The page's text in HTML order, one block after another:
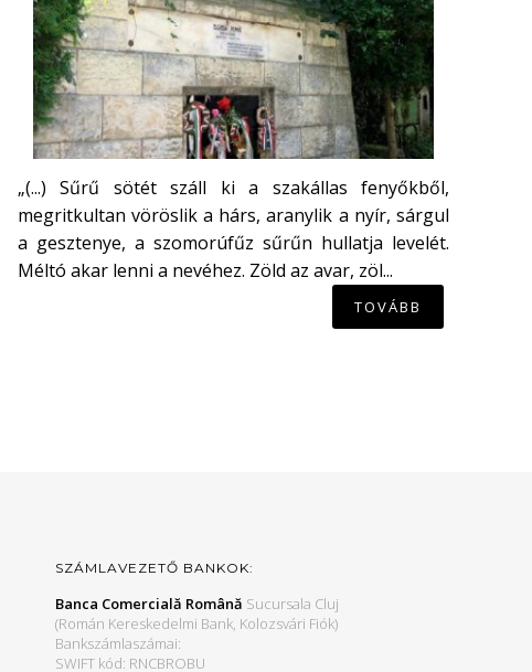
„(...) Sűrű sötét száll ki a szakállas fenyőkből,
megritkultan vöröslik a hárs, aranylik a nyír, sárgul
a gesztenye, a szomorúfűz sűrűn hullatja levelét.
Méltó akar lenni a nevéhez. Zöld az avar, zöl...
TOVÁBB
SZÁMLAVEZETŐ BANKOK:
Banca Comercială Română Sucursala Cluj
(Román Kereskedelmi Bank, Kolozsvári Fiók)
Bankszámlaszámai:
SWIFT kód: RNCBROBU